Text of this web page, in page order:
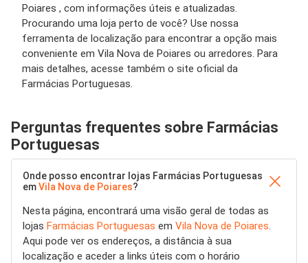
Poiares , com informações úteis e atualizadas.
Procurando uma loja perto de você? Use nossa
ferramenta de localização para encontrar a opção mais
conveniente em Vila Nova de Poiares ou arredores. Para
mais detalhes, acesse também o site oficial da
Farmácias Portuguesas.
Perguntas frequentes sobre Farmácias
Portuguesas
Onde posso encontrar lojas Farmácias Portuguesas
emVila Nova de Poiares?
Nesta página, encontrará uma visão geral de todas as
lojas Farmácias Portuguesas em Vila Nova de Poiares.
Aqui pode ver os endereços, a distância à sua
localização e aceder a links úteis com o horário